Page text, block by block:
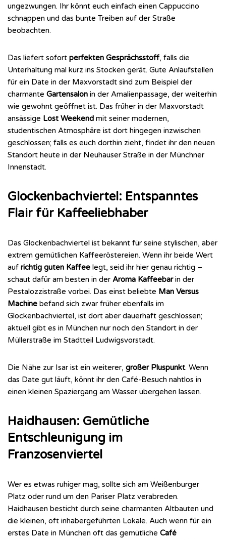
ungezwungen. Ihr könnt euch einfach einen Cappuccino
schnappen und das bunte Treiben auf der Straße
beobachten.
Das liefert sofort perfekten Gesprächsstoff, falls die
Unterhaltung mal kurz ins Stocken gerät. Gute Anlaufstellen
für ein Date in der Maxvorstadt sind zum Beispiel der
charmante Gartensalon in der Amalienpassage, der weiterhin
wie gewohnt geöffnet ist. Das früher in der Maxvorstadt
ansässige Lost Weekend mit seiner modernen,
studentischen Atmosphäre ist dort hingegen inzwischen
geschlossen; falls es euch dorthin zieht, findet ihr den neuen
Standort heute in der Neuhauser Straße in der Münchner
Innenstadt.
Glockenbachviertel: Entspanntes
Flair für Kaffeeliebhaber
Das Glockenbachviertel ist bekannt für seine stylischen, aber
extrem gemütlichen Kaffeeröstereien. Wenn ihr beide Wert
auf richtig guten Kaffee legt, seid ihr hier genau richtig –
schaut dafür am besten in der Aroma Kaffeebarin der
Pestalozzistraße vorbei. Das einst beliebte Man Versus
Machine befand sich zwar früher ebenfalls im
Glockenbachviertel, ist dort aber dauerhaft geschlossen;
aktuell gibt es in München nur noch den Standort in der
Müllerstraße im Stadtteil Ludwigsvorstadt.
Die Nähe zur Isar ist ein weiterer, großer Pluspunkt. Wenn
das Date gut läuft, könnt ihr den Café-Besuch nahtlos in
einen kleinen Spaziergang am Wasser übergehen lassen.
Haidhausen: Gemütliche
Entschleunigung im
Franzosenviertel
Wer es etwas ruhiger mag, sollte sich am Weißenburger
Platz oder rund um den Pariser Platz verabreden.
Haidhausen besticht durch seine charmanten Altbauten und
die kleinen, oft inhabergeführten Lokale. Auch wenn für ein
erstes Date in München oft das gemütliche Café